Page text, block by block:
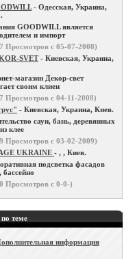
- Одесская, Украина,
GOODWILL является
и импорт
Просмотров с 05-07-2008)
SVET- Киевская, Украина,
магазин Декор-свет
своим клиен
Просмотров с 04-11-2008)
- Киевская, Украина, Киев.
саун, бань, деревянных
клее
Просмотров с 03-02-2009)
UKRAINE - , , Киев.
подсветка фасадов
бассейно
Просмотров с 0-0-)
теме
информация